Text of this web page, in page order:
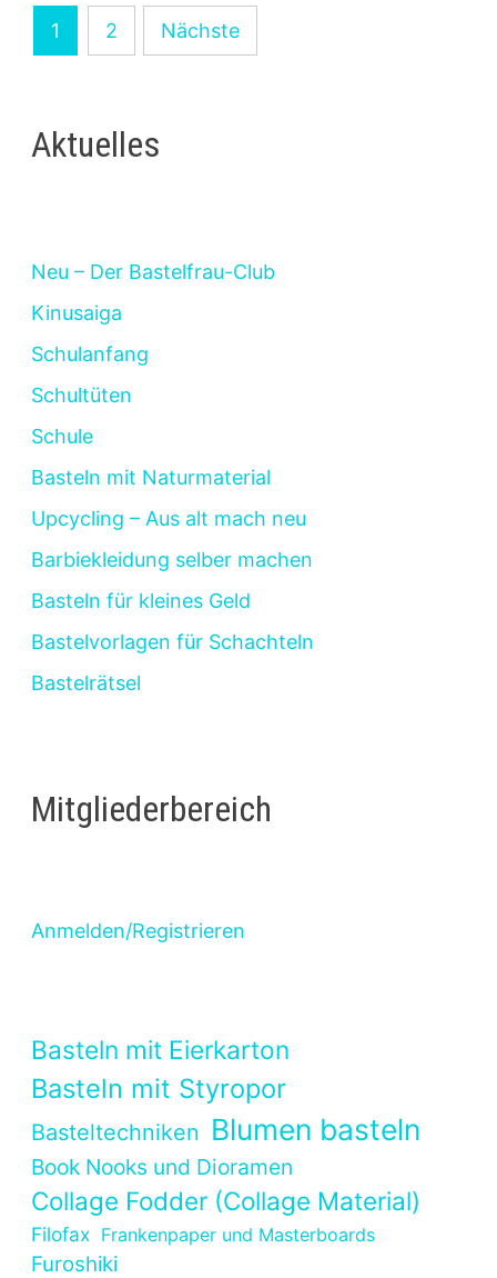
PANIC
VAMPIRE
RED
Seitennummerierung
der
1 2 Nächste
Aktuelles
Neu – Der Bastelfrau-Club
Kinusaiga
Schulanfang
Schultüten
Schule
Basteln mit Naturmaterial
Upcycling – Aus alt mach neu
Barbiekleidung selber machen
Basteln für kleines Geld
Bastelvorlagen für Schachteln
Bastelrätsel
Mitgliederbereich
Anmelden/Registrieren
Basteln mit Eierkarton
Basteln mit Styropor
Basteltechniken Blumen basteln
Book Nooks und Dioramen
Collage Fodder (Collage Material)
Filofax Frankenpaper und Masterboards
Furoshiki